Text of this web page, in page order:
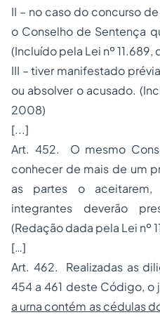
II – no caso do concurso
o Conselho de Sentença
(Incluído pela Lei nº
III – tiver manifestado
ou absolver o acusado.
2008)
[...]
Art. 452. O mesmo
conhecer de mais de um
as partes o
integrantes deverão
(Redação dada pela Lei nº
[…]
Art. 462. Realizadas as
454 a 461 deste Código, o
a urna contém as cédulas